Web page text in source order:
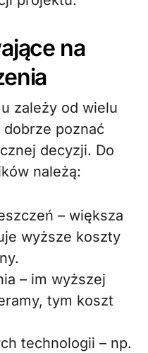
na
zależy od wielu
poznać
decyzji. Do
należą:
– większa
wyższe koszty
– im wyższej
tym koszt
technologii – np.